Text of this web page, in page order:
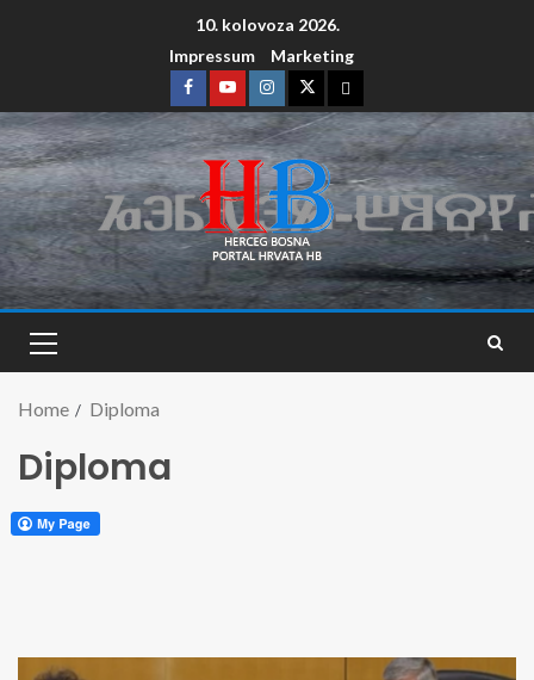
10. kolovoza 2026.
Impressum
Marketing
Home Diploma
Diploma